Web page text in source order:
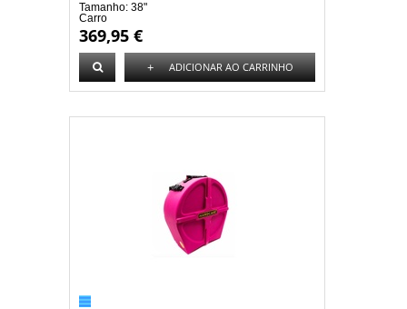
Tamanho: 38"
Carro
369,95 €
+ ADICIONAR AO CARRINHO